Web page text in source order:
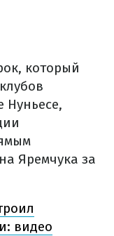
который
Нуньесе,
Яремчука за
видео